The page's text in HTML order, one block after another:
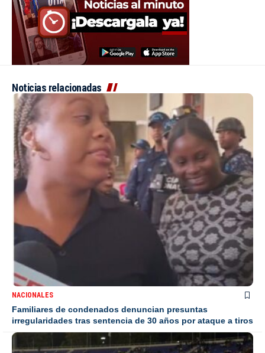
Noticias relacionadas
NACIONALES
Familiares de condenados denuncian presuntas
irregularidades tras sentencia de 30 años por ataque a tiros